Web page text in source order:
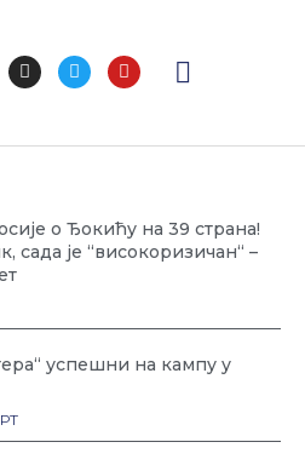
I
n
g
T
w
e
Y
o
b
о Ђокићу на 39 страна!
сада је “високоризичан“ –
успешни на кампу у